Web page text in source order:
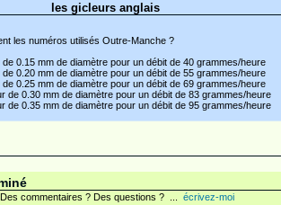
les gicleurs anglais
les numéros utilisés Outre-Manche ?
0.15 mm de diamètre pour un débit de 40 grammes/heure
0.20 mm de diamètre pour un débit de 55 grammes/heure
0.25 mm de diamètre pour un débit de 69 grammes/heure
de 0.30 mm de diamètre pour un débit de 83 grammes/heure
de 0.35 mm de diamètre pour un débit de 95 grammes/heure
commentaires ? Des questions ? ... écrivez-moi